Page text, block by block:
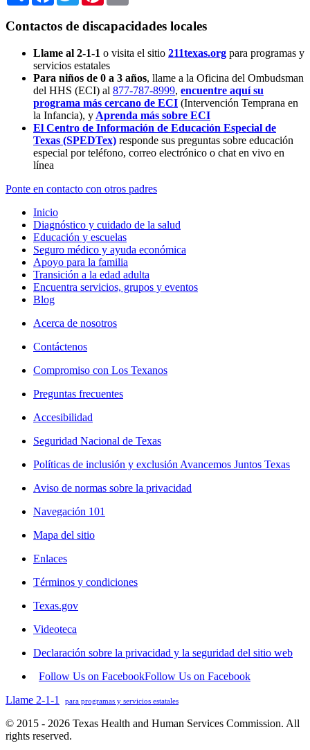
Contactos de discapacidades locales
Llame al 2-1-1 o visita el sitio 211texas.org para programas y
servicios estatales
Para niños de 0 a 3 años, llame a la Oficina del Ombudsman
del HHS (ECI) al 877-787-8999, encuentre aquí su
programa más cercano de ECI (Intervención Temprana en
la Infancia), y Aprenda más sobre ECI
El Centro de Información de Educación Especial de
Texas (SPEDTex) responde sus preguntas sobre educación
especial por teléfono, correo electrónico o chat en vivo en
línea
Ponte en contacto con otros padres
Inicio
Diagnóstico y cuidado de la salud
Educación y escuelas
Seguro médico y ayuda económica
Apoyo para la familia
Transición a la edad adulta
Encuentra servicios, grupos y eventos
Blog
Acerca de nosotros
Contáctenos
Compromiso con Los Texanos
Preguntas frecuentes
Accesibilidad
Seguridad Nacional de Texas
Políticas de inclusión y exclusión Avancemos Juntos Texas
Aviso de normas sobre la privacidad
Navegación 101
Mapa del sitio
Enlaces
Términos y condiciones
Texas.gov
Videoteca
Declaración sobre la privacidad y la seguridad del sitio web
Follow Us on FacebookFollow Us on Facebook
Llame 2-1-1
para programas y servicios estatales
© 2015 - 2026 Texas Health and Human Services Commission. All
rights reserved.